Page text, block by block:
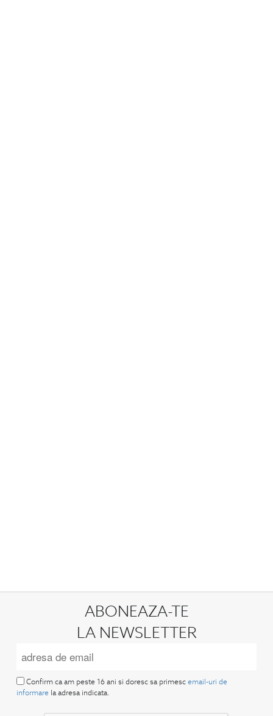
ABONEAZA-TE
LA NEWSLETTER
Confirm ca am peste 16 ani si doresc sa primesc email-uri de
informare la adresa indicata.